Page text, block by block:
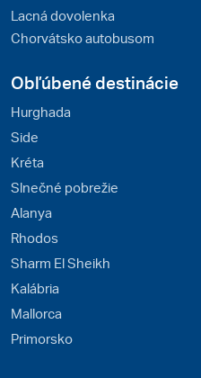
Lacná dovolenka
Chorvátsko autobusom
Obľúbené destinácie
Hurghada
Side
Kréta
Slnečné pobrežie
Alanya
Rhodos
Sharm El Sheikh
Kalábria
Mallorca
Primorsko